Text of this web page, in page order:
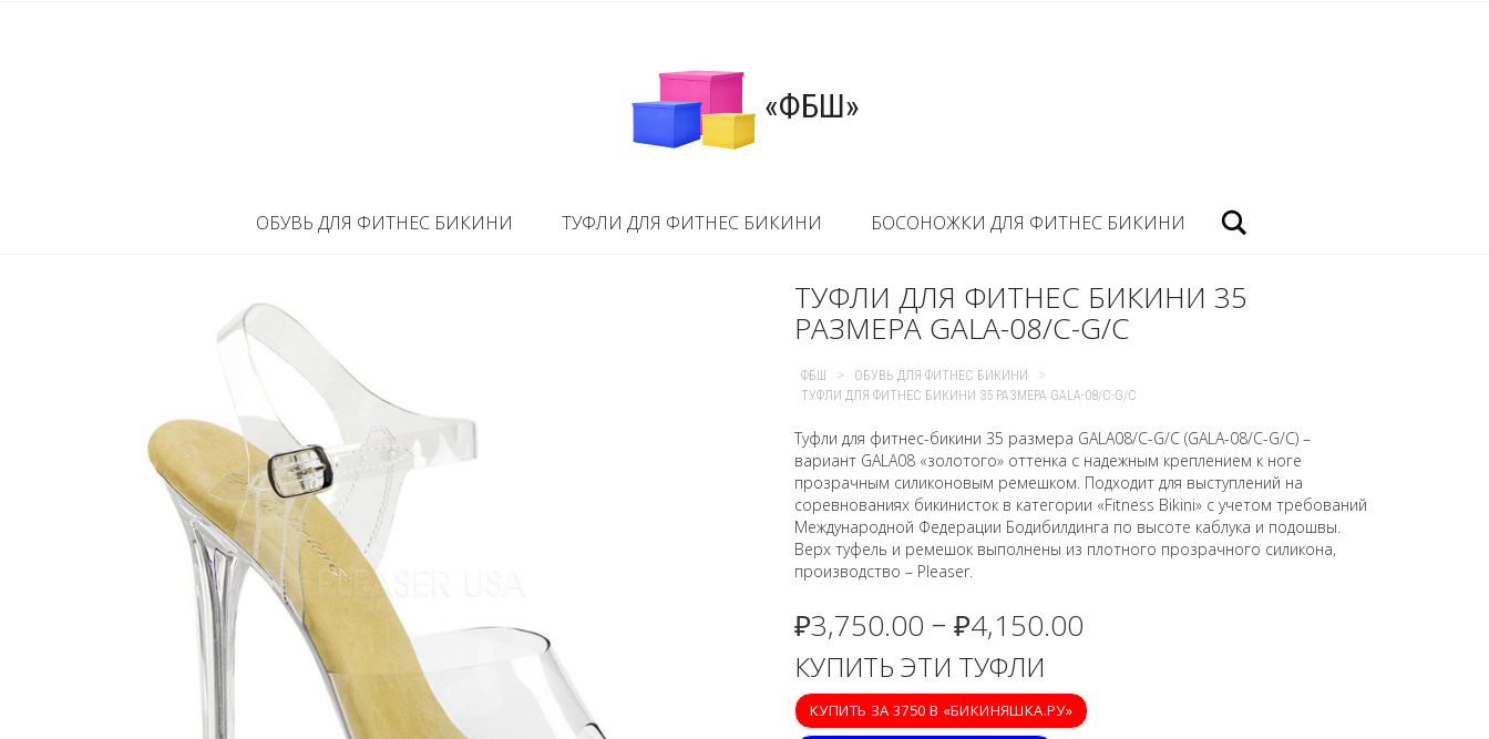
«ФБШ»
ОБУВЬ ДЛЯ ФИТНЕС БИКИНИ ТУФЛИ ДЛЯ ФИТНЕС БИКИНИ БОСОНОЖКИ ДЛЯ ФИТНЕС БИКИНИ
ТУФЛИ ДЛЯ ФИТНЕС БИКИНИ 35
РАЗМЕРА GALA-08/C-G/C
ФБШ > ОБУВЬ ДЛЯ ФИТНЕС БИКИНИ >
ТУФЛИ ДЛЯ ФИТНЕС БИКИНИ 35 РАЗМЕРА GALA-08/C-G/C
Туфли для фитнес-бикини 35 размера GALA08/C-G/C (GALA-08/C-G/C) –
вариант GALA08 «золотого» оттенка с надежным креплением к ноге
прозрачным силиконовым ремешком. Подходит для выступлений на
соревнованиях бикинисток в категории «Fitness Bikini» с учетом требований
Международной Федерации Бодибилдинга по высоте каблука и подошвы.
Верх туфель и ремешок выполнены из плотного прозрачного силикона,
производство – Pleaser.
₽3,750.00 – ₽4,150.00
КУПИТЬ ЭТИ ТУФЛИ
КУПИТЬ ЗА 3750 В «БИКИНЯШКА.РУ»